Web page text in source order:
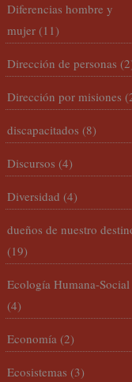
Diferencias hombre y
mujer (11)
Dirección de personas
Dirección por misiones
discapacitados (8)
Discursos (4)
Diversidad (4)
dueños de nuestro
(19)
Ecología Humana-Social
(4)
Economía (2)
Ecosistemas (3)